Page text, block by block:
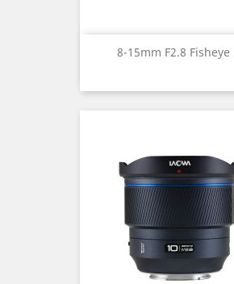
8-15mm F2.8 Fisheye